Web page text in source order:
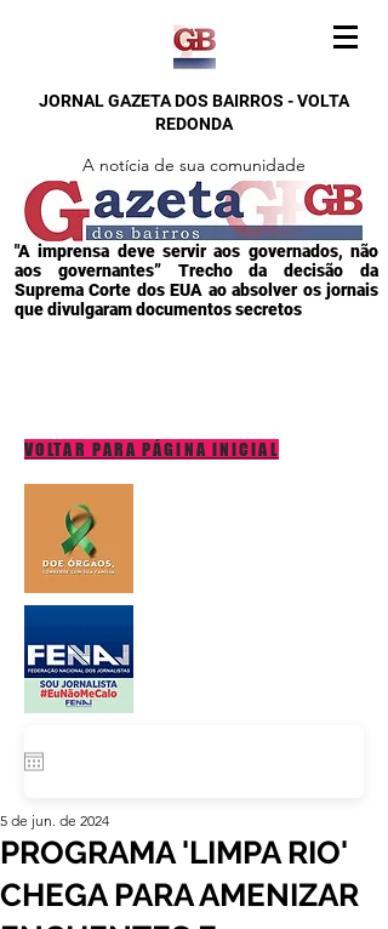
JORNAL GAZETA DOS BAIRROS - VOLTA
REDONDA
A notícia de sua comunidade
"A imprensa deve servir aos governados, não
aos governantes” Trecho da decisão da
Suprema Corte dos EUA ao absolver os jornais
que divulgaram documentos secretos
VOLTAR PARA PÁGINA INICIAL
PROGRAMA 'LIMPA RIO'
CHEGA PARA AMENIZAR
5 de jun. de 2024